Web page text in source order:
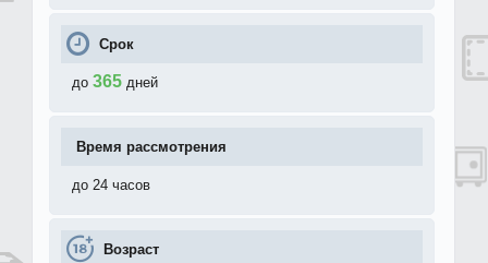
Срок
до 365 дней
Время рассмотрения
до 24 часов
Возраст